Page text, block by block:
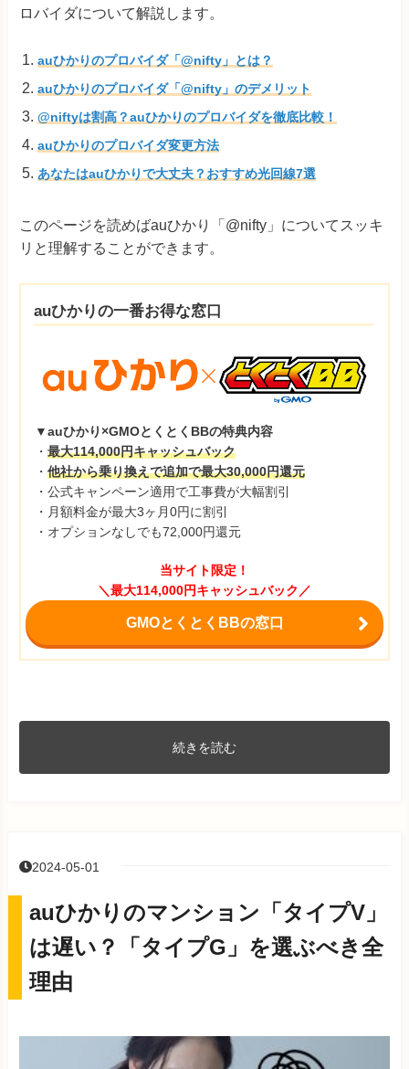
ロバイダについて解説します。
auひかりのプロバイダ「@nifty」とは？
auひかりのプロバイダ「@nifty」のデメリット
@niftyは割高？auひかりのプロバイダを徹底比較！
auひかりのプロバイダ変更方法
あなたはauひかりで大丈夫？おすすめ光回線7選
このページを読めばauひかり「@nifty」についてスッキ
リと理解することができます。
auひかりの一番お得な窓口
▼auひかり×GMOとくとくBBの特典内容
・ 最大114,000円キャッシュバック
・ 他社から乗り換えで追加で最大30,000円還元
・公式キャンペーン適用で工事費が大幅割引
・月額料金が最大3ヶ月0円に割引
・オプションなしでも72,000円還元
当サイト限定！
＼最大114,000円キャッシュバック／
GMOとくとくBBの窓口
続きを読む
2024-05-01
auひかりのマンション「タイプV」
は遅い？「タイプG」を選ぶべき全
理由